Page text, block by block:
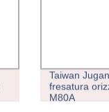
Taiwan
fresatura
M80A